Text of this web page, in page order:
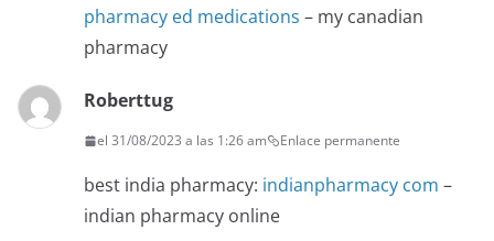
pharmacy ed medications – my canadian
pharmacy
Roberttug
el 31/08/2023 a las 1:26 am Enlace permanente
best india pharmacy: indianpharmacy com –
indian pharmacy online